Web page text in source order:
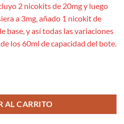
2 nicokits de 20mg y luego
a 3mg, añado 1 nicokit de
base, y así todas las variaciones
los 60ml de capacidad del bote.
AL CARRITO